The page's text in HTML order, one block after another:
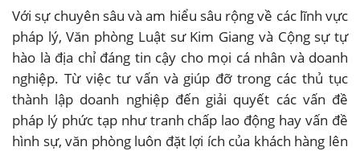
Với sự chuyên sâu và am hiểu sâu rộng về các lĩnh vực
pháp lý, Văn phòng Luật sư Kim Giang và Cộng sự tự
hào là địa chỉ đáng tin cậy cho mọi cá nhân và doanh
nghiệp. Từ việc tư vấn và giúp đỡ trong các thủ tục
thành lập doanh nghiệp đến giải quyết các vấn đề
pháp lý phức tạp như tranh chấp lao động hay vấn đề
hình sự, văn phòng luôn đặt lợi ích của khách hàng lên